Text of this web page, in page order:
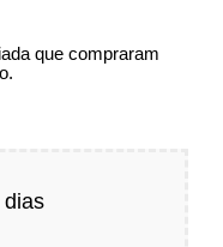
que compraram
dias